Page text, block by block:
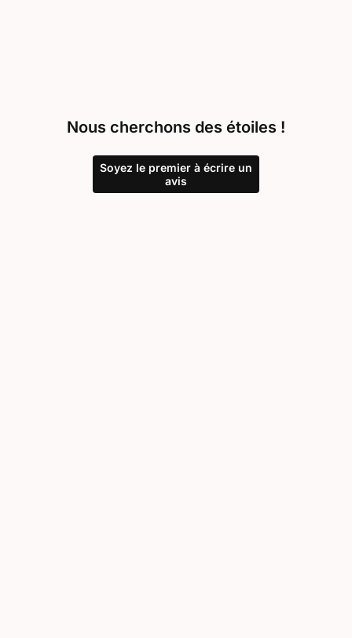
Nous cherchons des étoiles !
Soyez le premier à écrire un
avis